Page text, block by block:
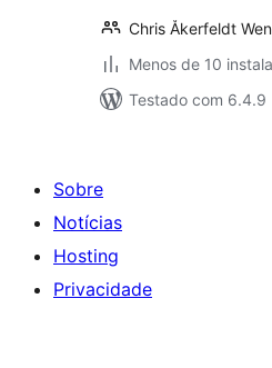
Chris Åkerfeldt
Menos de 10
Testado com 6.4.9
Sobre
Notícias
Hosting
Privacidade